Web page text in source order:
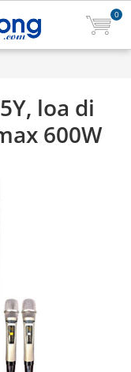
0
loa di
600W